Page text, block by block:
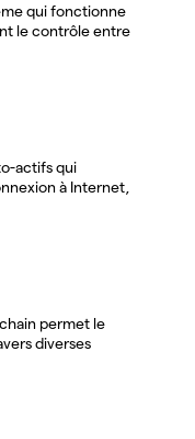
qui fonctionne
le contrôle entre
actifs qui
à Internet,
permet le
diverses